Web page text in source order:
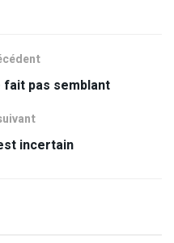
fait pas semblant
incertain